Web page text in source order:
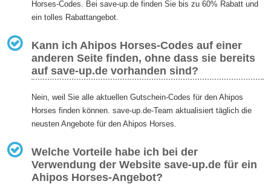
Horses-Codes. Bei save-up.de finden Sie bis zu 60% Rabatt und
ein tolles Rabattangebot.
Kann ich Ahipos Horses-Codes auf einer
anderen Seite finden, ohne dass sie bereits
auf save-up.de vorhanden sind?
Nein, weil Sie alle aktuellen Gutschein-Codes für den Ahipos
Horses finden können. save-up.de-Team aktualisiert täglich die
neusten Angebote für den Ahipos Horses.
Welche Vorteile habe ich bei der
Verwendung der Website save-up.de für ein
Ahipos Horses-Angebot?